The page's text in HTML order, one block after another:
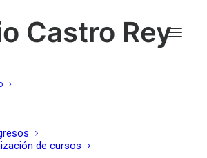
Castro Rey
de cursos
de miedo,
Francisco